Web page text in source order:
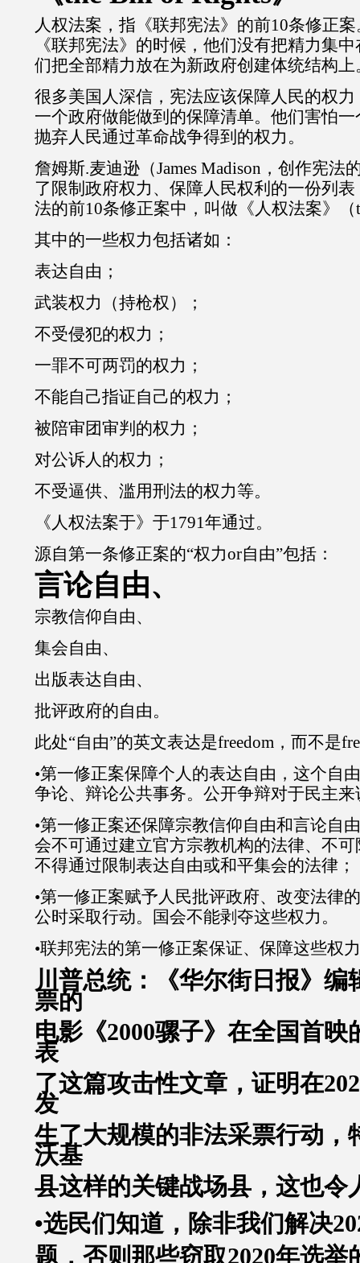
人权法案，指《联邦宪法》的前10条修正
《联邦宪法》的时候，他们没有把精力集
们把全部精力放在为新政府创建体统结构上
很多美国人深信，宪法应该保障人民的权
一个政府做能做到的保障清单。他们害怕
抛弃人民通过革命战争得到的权力。
詹姆斯.麦迪逊（James Madison，创作宪法
了限制政府权力、保障人民权利的一份列
法的前10条修正案中，叫做《人权法案》
其中的一些权力包括诸如：
表达自由；
武装权力（持枪权）；
不受侵犯的权力；
一罪不可两罚的权力；
不能自己指证自己的权力；
被陪审团审判的权力；
对公诉人的权力；
不受逼供、滥用刑法的权力等。
《人权法案于》于1791年通过。
源自第一条修正案的“权力or自由”包括：
言论自由、
宗教信仰自由、
集会自由、
出版表达自由、
批评政府的自由。
此处“自由”的英文表达是freedom，而不是
•第一修正案保障个人的表达自由，这个自
争论、辩论公共事务。公开争辩对于民主
•第一修正案还保障宗教信仰自由和言论自
会不可通过建立官方宗教机构的法律、不
不得通过限制表达自由或和平集会的法律；
•第一修正案赋予人民批评政府、改变法律
公时采取行动。国会不能剥夺这些权力。
•联邦宪法的第一修正案保证、保障这些权
川普总统：《华尔街日报》编
票的
电影《2000骡子》在全国首映
表
了这篇攻击性文章，证明在
发
生了大规模的非法采票行动，
沃基
县这样的关键战场县，这也令
•选民们知道，除非我们解决
题，否则那些窃取2020年选举